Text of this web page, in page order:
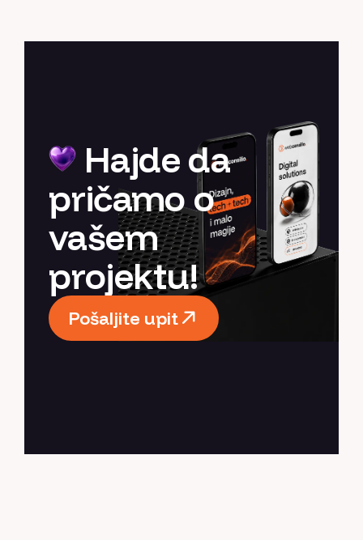
Hajde da
pričamo o
vašem
projektu!
Pošaljite upit
Pošaljite upit